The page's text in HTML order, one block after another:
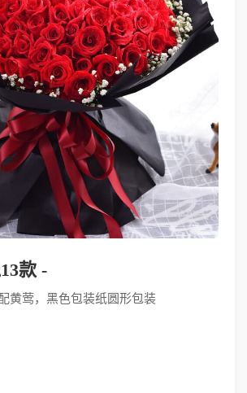
款 -
黄莺，黑色包装纸圆形包装